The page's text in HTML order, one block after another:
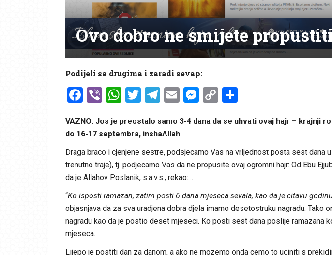
Ovo dobro ne smijete
Podijeli sa drugima i zaradi sevap:
Facebook
ViberWhatsApp
Twitter
Telegram
EmailMessenger
CopyShare
VAZNO: Jos je preostalo samo 3-4 dana da se uhvati ovaj hajr – krajnji
do 16-17 septembra, inshaAllah
Draga braco i cjenjene sestre, podsjecamo Vas na vrijednost posta sest dana
trenutno traje), tj. podjecamo Vas da ne propusite ovaj ogromni hajr: Od Ebu
da je Allahov Poslanik, s.a.v.s., rekao:…
“Ko isposti ramazan, zatim posti 6 dana mjeseca sevala, kao da je citavu
objasnjava da za sva uradjena dobra djela imamo desetostruku nagradu. Tako
nagradu kao da je postio deset mjeseci. Ko posti sest dana poslije ramazana
mjeseca.
Lijepo je postiti dan za danom, a ako ne mozemo onda cemo to uciniti s